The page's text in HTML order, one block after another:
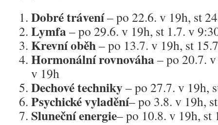
Dobré trávení– po 22.6. v 19h, st
Lymfa– po 29.6. v 19h, st 1.7. v
Krevní oběh– po 13.7. v 19h, st
Hormonální rovnováha– po 20.7.
v 19h
Dechové techniky– po 27.7. v 19h,
Psychické vyladění– po 3.8. v 19h,
Sluneční energie– po 10.8. v 19h, st